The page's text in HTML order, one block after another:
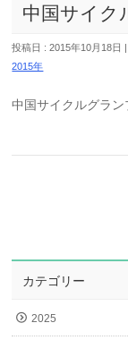
中国サイク
投稿日 : 2015年10月18日
2015年
中国サイクルグラ
カテゴリー
2025